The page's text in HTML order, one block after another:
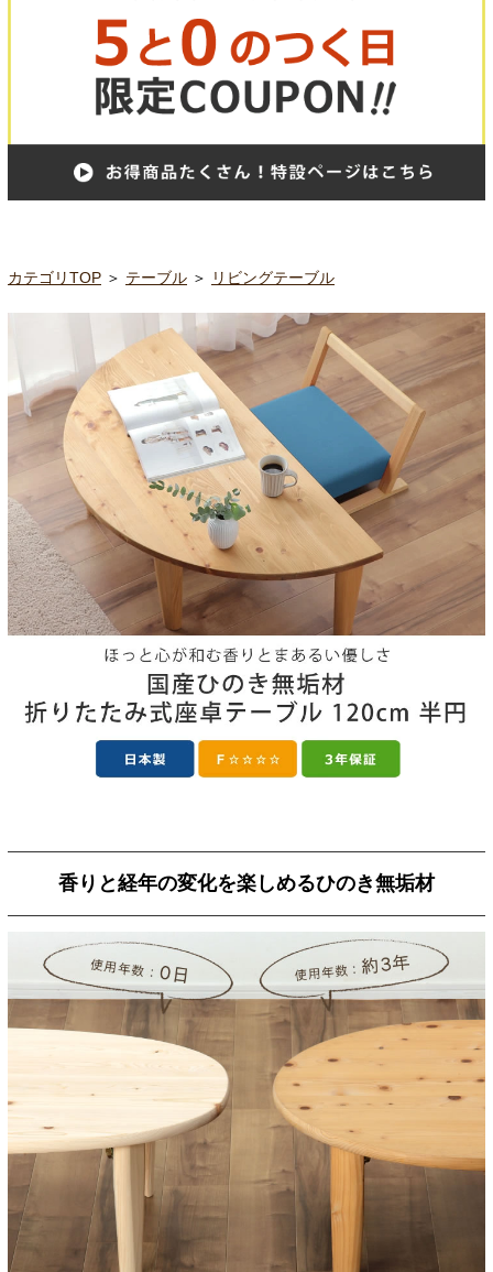
カテゴリTOP ＞ テーブル ＞ リビングテーブル
香りと経年の変化を楽しめるひのき無垢材